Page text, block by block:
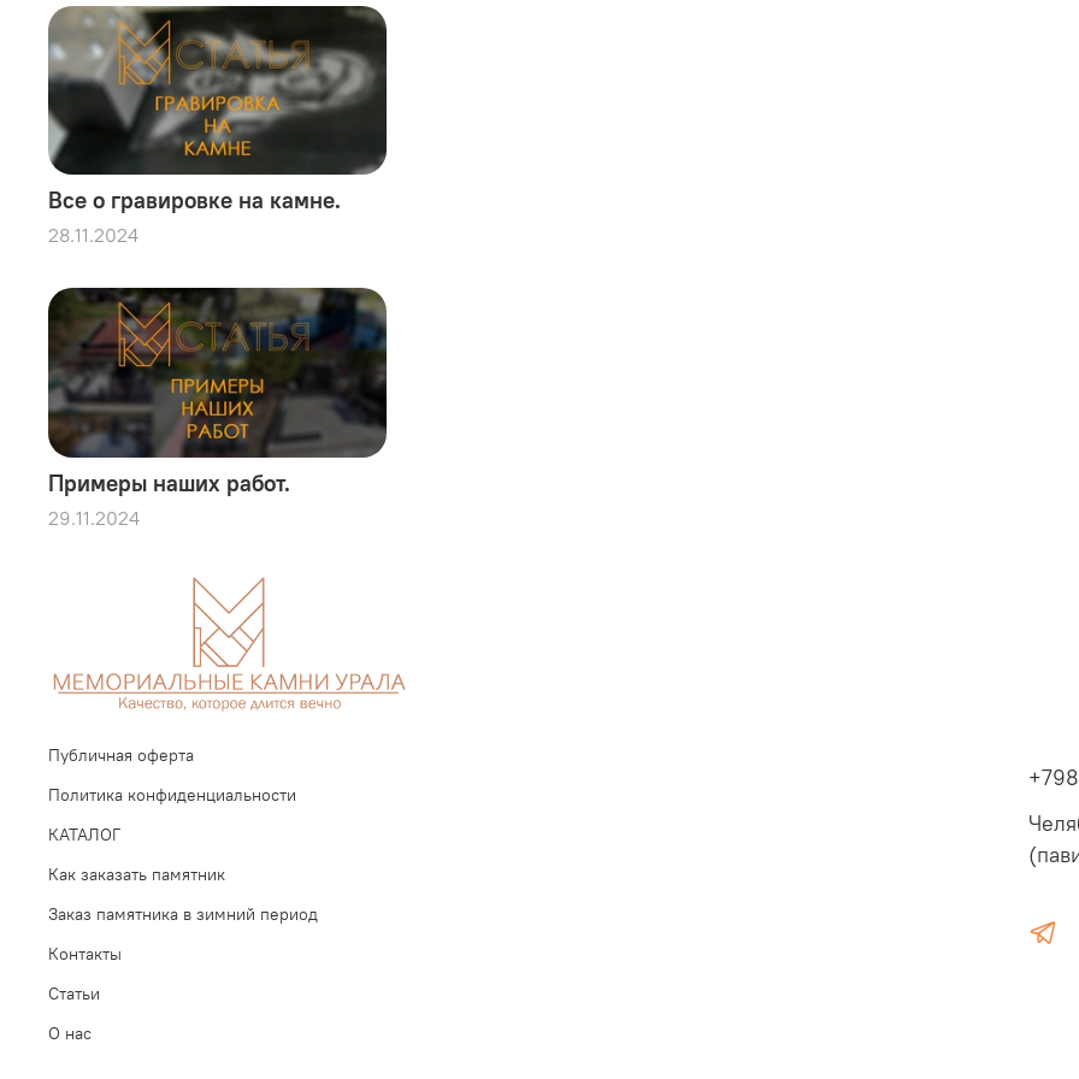
Все о гравировке на камне.
28.11.2024
Примеры наших работ.
29.11.2024
Публичная оферта
Политика конфиденциальности
КАТАЛОГ
Как заказать памятник
Заказ памятника в зимний период
Контакты
Статьи
О нас